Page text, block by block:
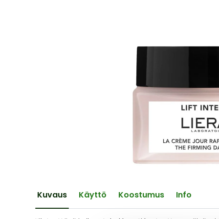
the
Kuvaus Käyttö Koostumus Info